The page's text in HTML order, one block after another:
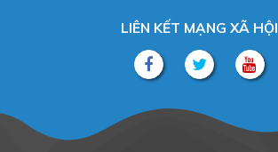
LIÊN KẾT MẠNG XÃ HỘI